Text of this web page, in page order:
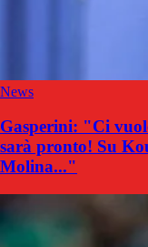
News
Gasperini: "Ci
sarà pronto! Su
Molina..."